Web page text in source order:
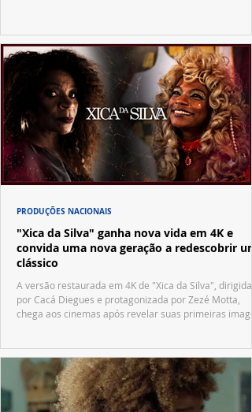
"Xica da Silva" ganha nova vida em 4K e
convida uma nova geração a redescobrir um
clássico
A versão restaurada em 4K de "Xica da Silva", dirigida
por Cacá Diegues e protagonizada por Zezé Motta,
chega aos cinemas após revelar suas primeiras
PRODUÇÕES NACIONAIS